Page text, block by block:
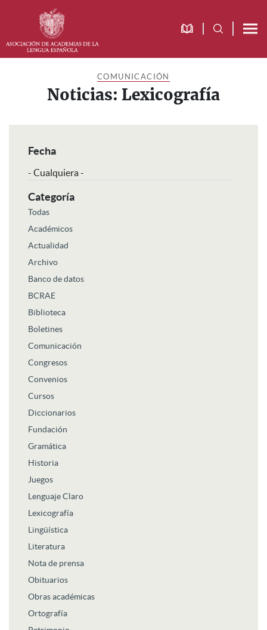
navegación
principal
COMUNICACIÓN
Noticias: Lexicografía
Fecha
Categoría
Todas
Académicos
Actualidad
Archivo
Banco de datos
BCRAE
Biblioteca
Boletines
Comunicación
Congresos
Convenios
Cursos
Diccionarios
Fundación
Gramática
Historia
Juegos
Lenguaje Claro
Lexicografía
Lingüística
Literatura
Nota de prensa
Obituarios
Obras académicas
Ortografía